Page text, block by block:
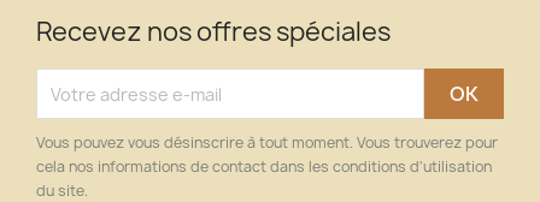
Recevez nos offres spéciales
Vous pouvez vous désinscrire à tout moment. Vous trouverez pour
cela nos informations de contact dans les conditions d'utilisation
du site.